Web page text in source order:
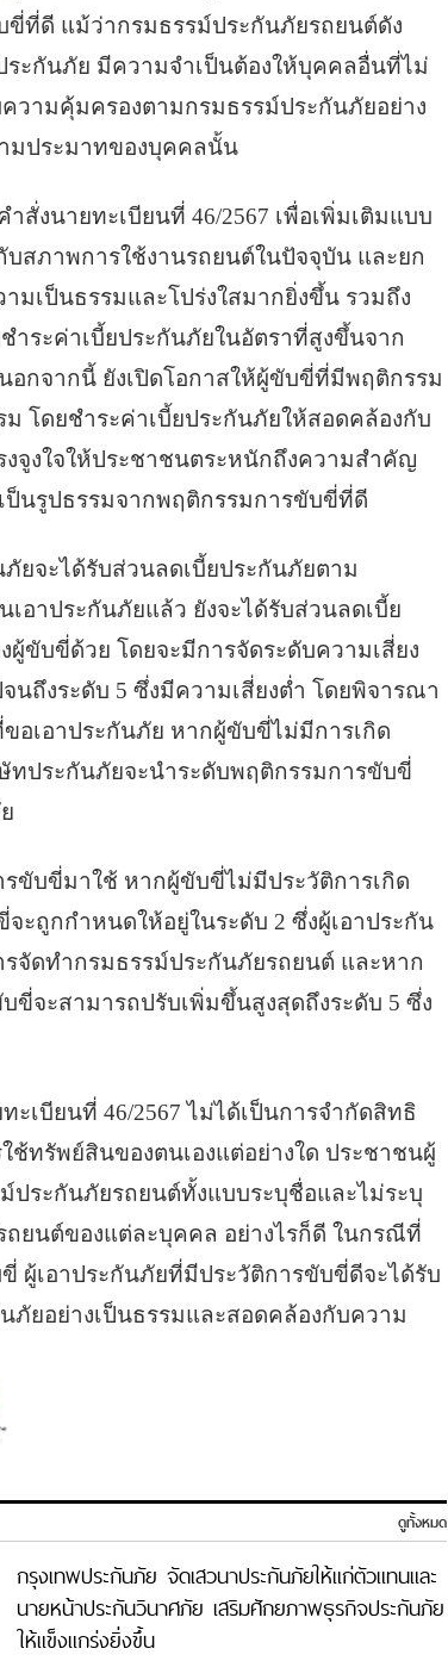
ที่ดี แม้ว่ากรมธรรม์ประกันภัยรถยนต์ดัง
ะกันภัย มีความจำเป็นต้องให้บุคคลอื่นที่ไม่
วามคุ้มครองตามกรมธรรม์ประกันภัยอย่าง
มประมาทของบุคคลนั้น
สั่งนายทะเบียนที่ 46/2567 เพื่อเพิ่มเติมแบบ
สภาพการใช้งานรถยนต์ในปัจจุบัน และยก
มเป็นธรรมและโปร่งใสมากยิ่งขึ้น รวมถึง
ำระค่าเบี้ยประกันภัยในอัตราที่สูงขึ้นจาก
กจากนี้ ยังเปิดโอกาสให้ผู้ขับขี่ที่มีพฤติกรรม
โดยชำระค่าเบี้ยประกันภัยให้สอดคล้องกับ
งจูงใจให้ประชาชนตระหนักถึงความสำคัญ
นรูปธรรมจากพฤติกรรมการขับขี่ที่ดี
ยจะได้รับส่วนลดเบี้ยประกันภัยตาม
อาประกันภัยแล้ว ยังจะได้รับส่วนลดเบี้ย
ขับขี่ด้วย โดยจะมีการจัดระดับความเสี่ยง
นถึงระดับ 5 ซึ่งมีความเสี่ยงต่ำ โดยพิจารณา
อเอาประกันภัย หากผู้ขับขี่ไม่มีการเกิด
ทประกันภัยจะนำระดับพฤติกรรมการขับขี่
ขับขี่มาใช้ หากผู้ขับขี่ไม่มีประวัติการเกิด
ะถูกกำหนดให้อยู่ในระดับ 2 ซึ่งผู้เอาประกัน
จัดทำกรมธรรม์ประกันภัยรถยนต์ และหาก
ขี่จะสามารถปรับเพิ่มขึ้นสูงสุดถึงระดับ 5 ซึ่ง
เบียนที่ 46/2567 ไม่ได้เป็นการจำกัดสิทธิ
ทรัพย์สินของตนเองแต่อย่างใด ประชาชนผู้
ประกันภัยรถยนต์ทั้งแบบระบุชื่อและไม่ระบุ
ยนต์ของแต่ละบุคคล อย่างไรก็ดี ในกรณีที่
ผู้เอาประกันภัยที่มีประวัติการขับขี่ดีจะได้รับ
ภัยอย่างเป็นธรรมและสอดคล้องกับความ
ดูทั้งหมด
กรุงเทพประกันภัย จัดเสวนาประกันภัยให้แก่ตัวแทนและ
นายหน้าประกันวินาศภัย เสริมศักยภาพธุรกิจประกันภัย
ให้แข็งแกร่งยิ่งขึ้น